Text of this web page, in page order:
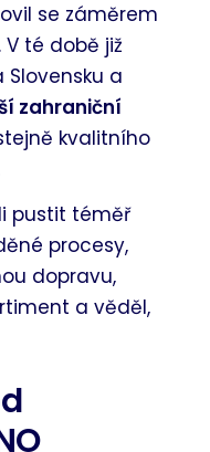
se záměrem
té době již
a
zahraniční
kvalitního
pustit téměř
procesy,
dopravu,
a věděl,